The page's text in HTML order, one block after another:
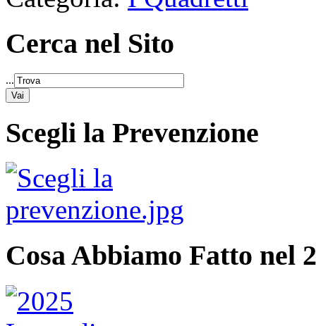
Cerca nel Sito
...
Scegli la Prevenzione
Cosa Abbiamo Fatto nel